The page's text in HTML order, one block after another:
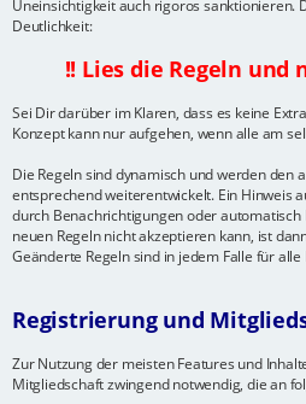
Uneinsichtigkeit auch rigoros sanktionieren.
Deutlichkeit:
!! Lies die Regeln und
Sei Dir darüber im Klaren, dass es keine
Konzept kann nur aufgehen, wenn alle am
Die Regeln sind dynamisch und werden den
entsprechend weiterentwickelt. Ein Hinweis
durch Benachrichtigungen oder automatisch
neuen Regeln nicht akzeptieren kann, ist
Geänderte Regeln sind in jedem Falle für
Registrierung und
Zur Nutzung der meisten Features und
Mitgliedschaft zwingend notwendig, die an